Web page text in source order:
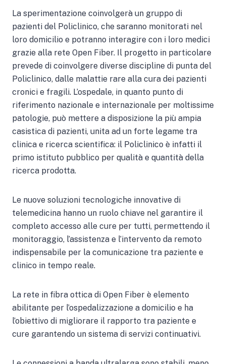
La sperimentazione coinvolgerà un gruppo di
pazienti del Policlinico, che saranno monitorati nel
loro domicilio e potranno interagire con i loro medici
grazie alla rete Open Fiber. Il progetto in particolare
prevede di coinvolgere diverse discipline di punta del
Policlinico, dalle malattie rare alla cura dei pazienti
cronici e fragili. L’ospedale, in quanto punto di
riferimento nazionale e internazionale per moltissime
patologie, può mettere a disposizione la più ampia
casistica di pazienti, unita ad un forte legame tra
clinica e ricerca scientifica: il Policlinico è infatti il
primo istituto pubblico per qualità e quantità della
ricerca prodotta.
Le nuove soluzioni tecnologiche innovative di
telemedicina hanno un ruolo chiave nel garantire il
completo accesso alle cure per tutti, permettendo il
monitoraggio, l’assistenza e l’intervento da remoto
indispensabile per la comunicazione tra paziente e
clinico in tempo reale.
La rete in fibra ottica di Open Fiber è elemento
abilitante per l’ospedalizzazione a domicilio e ha
l’obiettivo di migliorare il rapporto tra paziente e
cure garantendo un sistema di servizi continuativi.